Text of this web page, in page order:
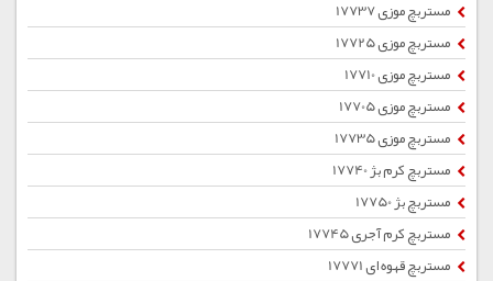
مستربچ موزی 17737
مستربچ موزی 17725
مستربچ موزی 17710
مستربچ موزی 17705
مستربچ موزی 17735
مستربچ کرم بژ 17740
مستربچ بژ 17750
مستربچ کرم آجری 17745
مستربچ قهوه ای 17771